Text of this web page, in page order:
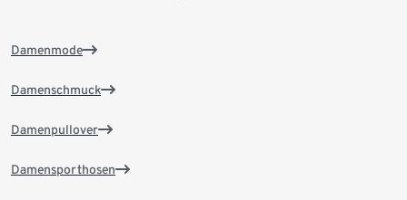
Damenmode
Damenschmuck
Damenpullover
Damensporthosen